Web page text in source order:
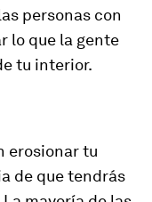
personas con
lo que la gente
tu interior.
erosionar tu
de que tendrás